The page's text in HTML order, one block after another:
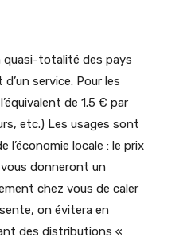
quasi-totalité des pays
service. Pour les
de 1.5 € par
etc.) Les usages sont
locale : le prix
vous donneront un
chez vous de caler
on évitera en
des distributions «